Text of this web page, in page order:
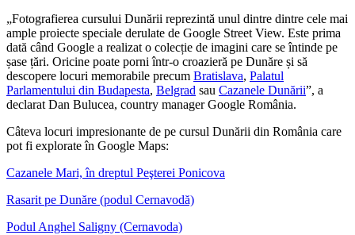
„Fotografierea cursului Dunării reprezintă unul dintre dintre cele mai
ample proiecte speciale derulate de Google Street View. Este prima
dată când Google a realizat o colecție de imagini care se întinde pe
șase țări. Oricine poate porni într-o croazieră pe Dunăre și să
descopere locuri memorabile precum Bratislava, Palatul
Parlamentului din Budapesta, Belgrad sau Cazanele Dunării”, a
declarat Dan Bulucea, country manager Google România.
Câteva locuri impresionante de pe cursul Dunării din România care
pot fi explorate în Google Maps:
Cazanele Mari, în dreptul Peşterei Ponicova
Rasarit pe Dunăre (podul Cernavodă)
Podul Anghel Saligny (Cernavoda)